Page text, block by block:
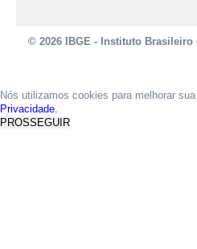
© 2026 IBGE - Instituto Brasileiro
Nós utilizamos cookies para melhorar
Privacidade.
PROSSEGUIR